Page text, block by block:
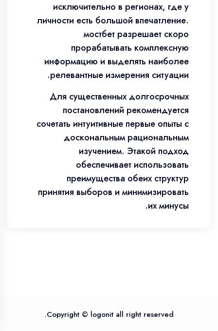
исключительно в регионах, где у
личности есть большой впечатление.
мостбет разрешает скоро
прорабатывать комплексную
информацию и выделять наиболее
релевантные измерения ситуации.
Для существенных долгосрочных
постановлений рекомендуется
сочетать интуитивные первые опыты с
доскональным рациональным
изучением. Этакой подход
обеспечивает использовать
преимущества обеих структур
принятия выборов и минимизировать
их минусы.
Copyright © logonit all right reserved.